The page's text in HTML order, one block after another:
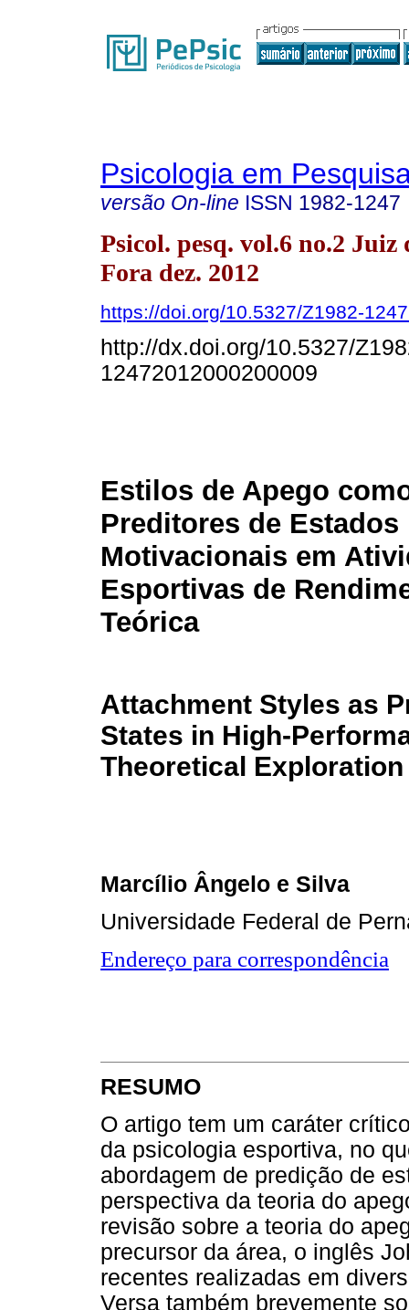
Psicologia em
versão On-line ISSN 1982-1247
Psicol. pesq. vol.6 no.2 Juiz
Fora dez. 2012
https://doi.org/10.5327/Z1982-
http://dx.doi.org/10.5327/
12472012000200009
Estilos de Apego
Preditores de Estados
Motivacionais em
Esportivas de
Teórica
Attachment Styles as
States in High-
Theoretical Exploration
Marcílio Ângelo e Silva
Universidade Federal de
Endereço para correspondência
RESUMO
O artigo tem um caráter
da psicologia esportiva, no
abordagem de predição de
perspectiva da teoria do
revisão sobre a teoria do
precursor da área, o inglês
recentes realizadas em
Versa também brevemente